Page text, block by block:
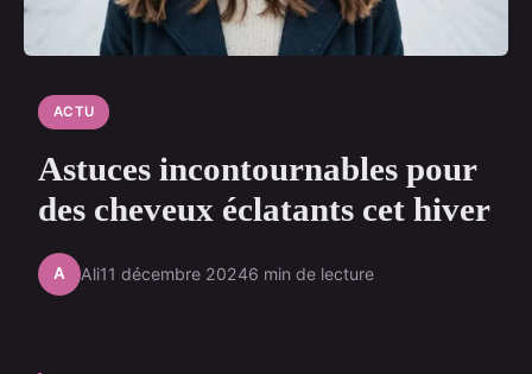
ACTU
Astuces incontournables pour
des cheveux éclatants cet hiver
A Ali11 décembre 20246 min de lecture